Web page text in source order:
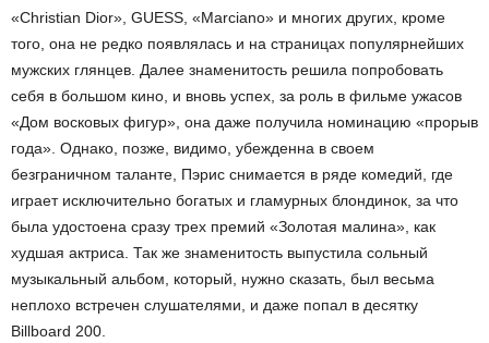
«Christian Dior», GUESS, «Marciano» и многих других, кроме
того, она не редко появлялась и на страницах популярнейших
мужских глянцев. Далее знаменитость решила попробовать
себя в большом кино, и вновь успех, за роль в фильме ужасов
«Дом восковых фигур», она даже получила номинацию «прорыв
года». Однако, позже, видимо, убежденна в своем
безграничном таланте, Пэрис снимается в ряде комедий, где
играет исключительно богатых и гламурных блондинок, за что
была удостоена сразу трех премий «Золотая малина», как
худшая актриса. Так же знаменитость выпустила сольный
музыкальный альбом, который, нужно сказать, был весьма
неплохо встречен слушателями, и даже попал в десятку
Billboard 200.